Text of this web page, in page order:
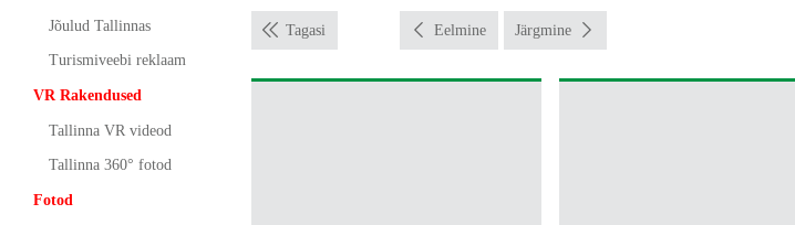
Jõulud Tallinnas
Turismiveebi reklaam
VR Rakendused
Tallinna VR videod
Tallinna 360° fotod
Fotod
Tagasi Eelmine Järgmine